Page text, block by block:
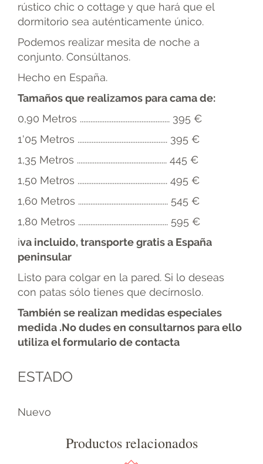
rústico chic o cottage y que hará que el
dormitorio sea auténticamente único.
Podemos realizar mesita de noche a
conjunto. Consúltanos.
Hecho en España.
Tamaños que realizamos para cama de:
0,90 Metros ................................................... 395 €
1'05 Metros ................................................... 395 €
1,35 Metros ................................................... 445 €
1,50 Metros ................................................... 495 €
1,60 Metros ................................................... 545 €
1,80 Metros ................................................... 595 €
iva incluido, transporte gratis a España
peninsular
Listo para colgar en la pared. Si lo deseas
con patas sólo tienes que decírnoslo.
También se realizan medidas especiales
medida .No dudes en consultarnos para ello
utiliza el formulario de contacta
ESTADO
Nuevo
Productos relacionados